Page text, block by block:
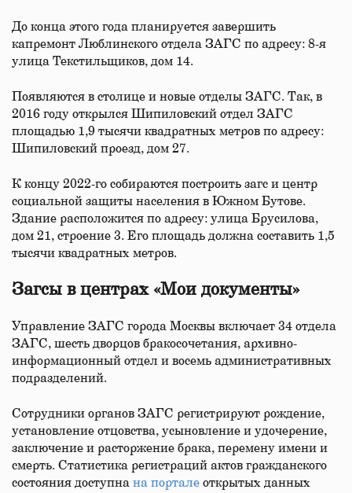
До конца этого года планируется завершить
капремонт Люблинского отдела ЗАГС по адресу: 8-я
улица Текстильщиков, дом 14.
Появляются в столице и новые отделы ЗАГС. Так, в
2016 году открылся Шипиловский отдел ЗАГС
площадью 1,9 тысячи квадратных метров по адресу:
Шипиловский проезд, дом 27.
К концу 2022-го собираются построить загс и центр
социальной защиты населения в Южном Бутове.
Здание расположится по адресу: улица Брусилова,
дом 21, строение 3. Его площадь должна составить 1,5
тысячи квадратных метров.
Загсы в центрах «Мои документы»
Управление ЗАГС города Москвы включает 34 отдела
ЗАГС, шесть дворцов бракосочетания, архивно-
информационный отдел и восемь административных
подразделений.
Сотрудники органов ЗАГС регистрируют рождение,
установление отцовства, усыновление и удочерение,
заключение и расторжение брака, перемену имени и
смерть. Статистика регистраций актов гражданского
состояния доступна на портале открытых данных